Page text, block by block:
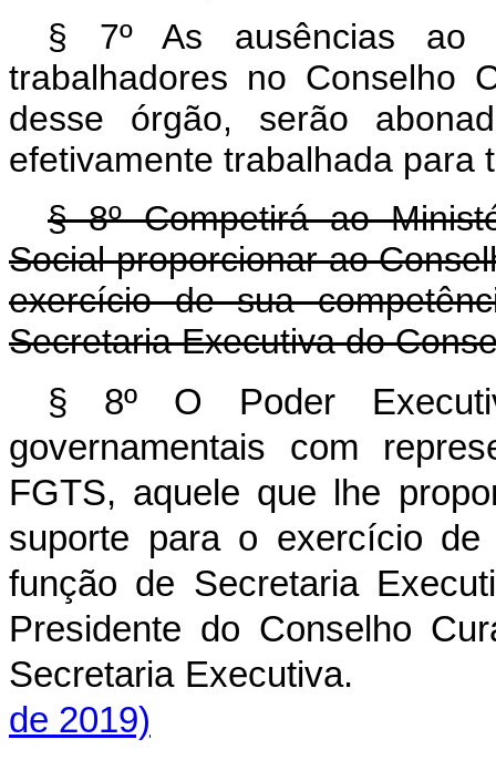
§ 7º As ausências ao
trabalhadores no Conselho
desse órgão, serão
efetivamente trabalhada para
§ 8º Competirá ao
Social proporcionar ao
exercício de sua
Secretaria Executiva do
§ 8º O Poder
governamentais com
FGTS, aquele que lhe
suporte para o exercício
função de Secretaria
Presidente do Conselho
Secretaria
de 2019)